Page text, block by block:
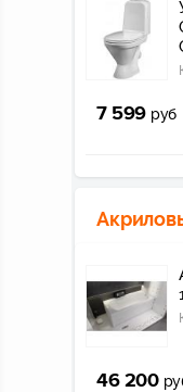
7 599 руб
46 200